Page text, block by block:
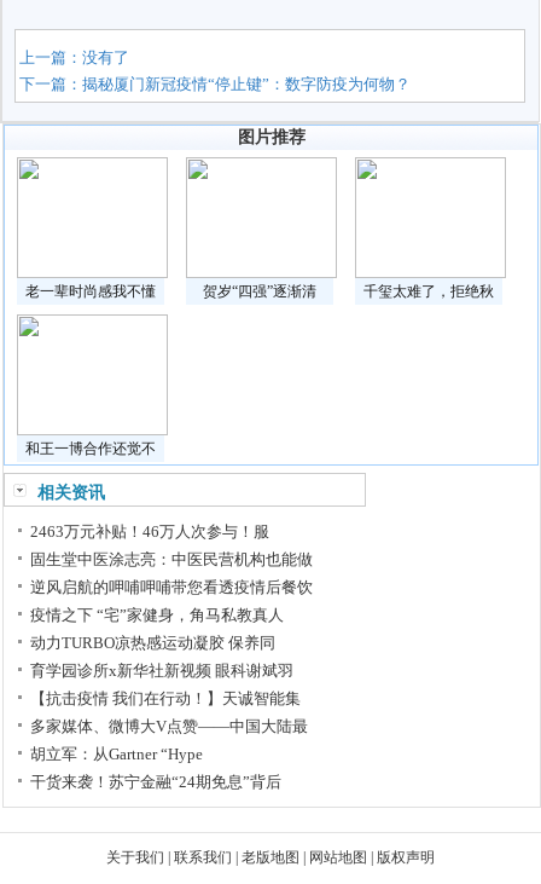
上一篇：没有了
下一篇：揭秘厦门新冠疫情“停止键”：数字防疫为何物？
图片推荐
老一辈时尚感我不懂 贺岁“四强”逐渐清 千玺太难了，拒绝秋
和王一博合作还觉不
相关资讯
2463万元补贴！46万人次参与！服
固生堂中医涂志亮：中医民营机构也能做
逆风启航的呷哺呷哺带您看透疫情后餐饮
疫情之下 “宅”家健身，角马私教真人
动力TURBO凉热感运动凝胶 保养同
育学园诊所x新华社新视频 眼科谢斌羽
【抗击疫情 我们在行动！】天诚智能集
多家媒体、微博大V点赞——中国大陆最
胡立军：从Gartner “Hype
干货来袭！苏宁金融“24期免息”背后
关于我们 联系我们 老版地图 网站地图 版权声明